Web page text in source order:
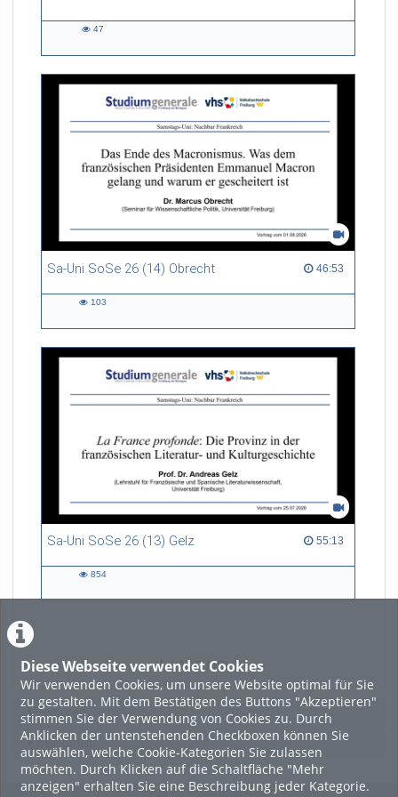
Diese Webseite verwendet Cookies
Wir verwenden Cookies, um unsere Website optimal für Sie
zu gestalten. Mit dem Bestätigen des Buttons "Akzeptieren"
stimmen Sie der Verwendung von Cookies zu. Durch
Anklicken der untenstehenden Checkboxen können Sie
auswählen, welche Cookie-Kategorien Sie zulassen
möchten. Durch Klicken auf die Schaltfläche "Mehr
anzeigen" erhalten Sie eine Beschreibung jeder Kategorie.
47
Sa-Uni SoSe 26 (14) Obrecht 46:53
46:53 duration
103
Sa-Uni SoSe 26 (13) Gelz 55:13
55:13 duration
854
LADE MEHR
Featured
Beliebtheit